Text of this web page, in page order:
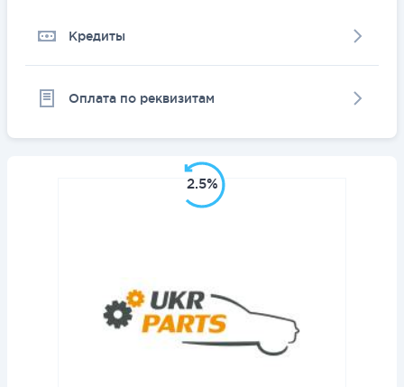
Кредиты
Оплата по реквизитам
2.5%